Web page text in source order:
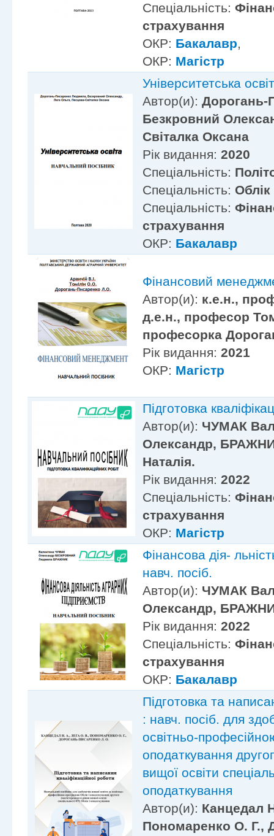
Спеціальність:
страхування
ОКР: Бакалавр,
ОКР: Магістр
Університетська
Автор(и):
Безкровний
Світалка Оксана
Рік видання:2020
Спеціальність:
Спеціальність:
Спеціальність:
страхування
ОКР: Бакалавр
Фінансовий
Автор(и): к.е.н.,
д.е.н., професор
професорка
Рік видання:2021
ОКР: Магістр
Підготовка
Автор(и): ЧУМАК
Олександр,
Наталія.
Рік видання:2022
Спеціальність:
страхування
ОКР: Магістр
Фінансова дія-
навч. посіб.
Автор(и): ЧУМАК
Олександр,
Рік видання:2022
Спеціальність:
страхування
ОКР: Бакалавр
Підготовка та
: навч. посіб. для
освітньо-
оподаткування
вищої освіти
оподаткування
Автор(и): Канцедал
Пономаренко О. Г.,